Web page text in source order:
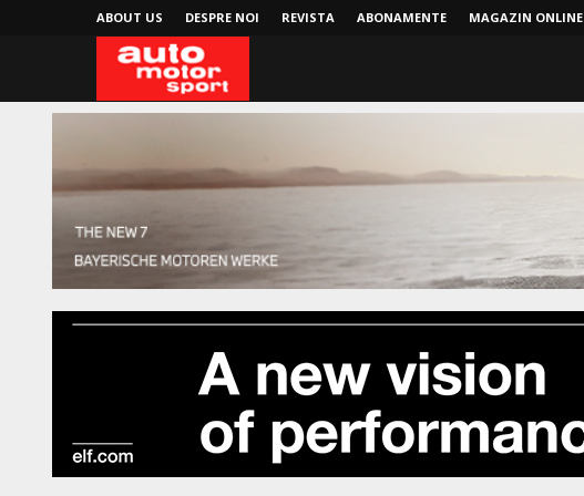
ABOUT US DESPRE NOI REVISTA ABONAMENTE MAGAZIN ONLINE